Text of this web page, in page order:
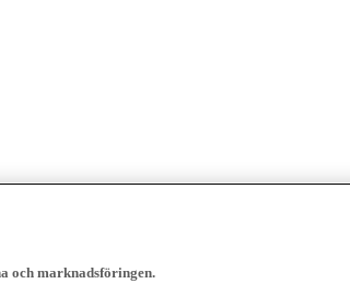
och marknadsföringen.